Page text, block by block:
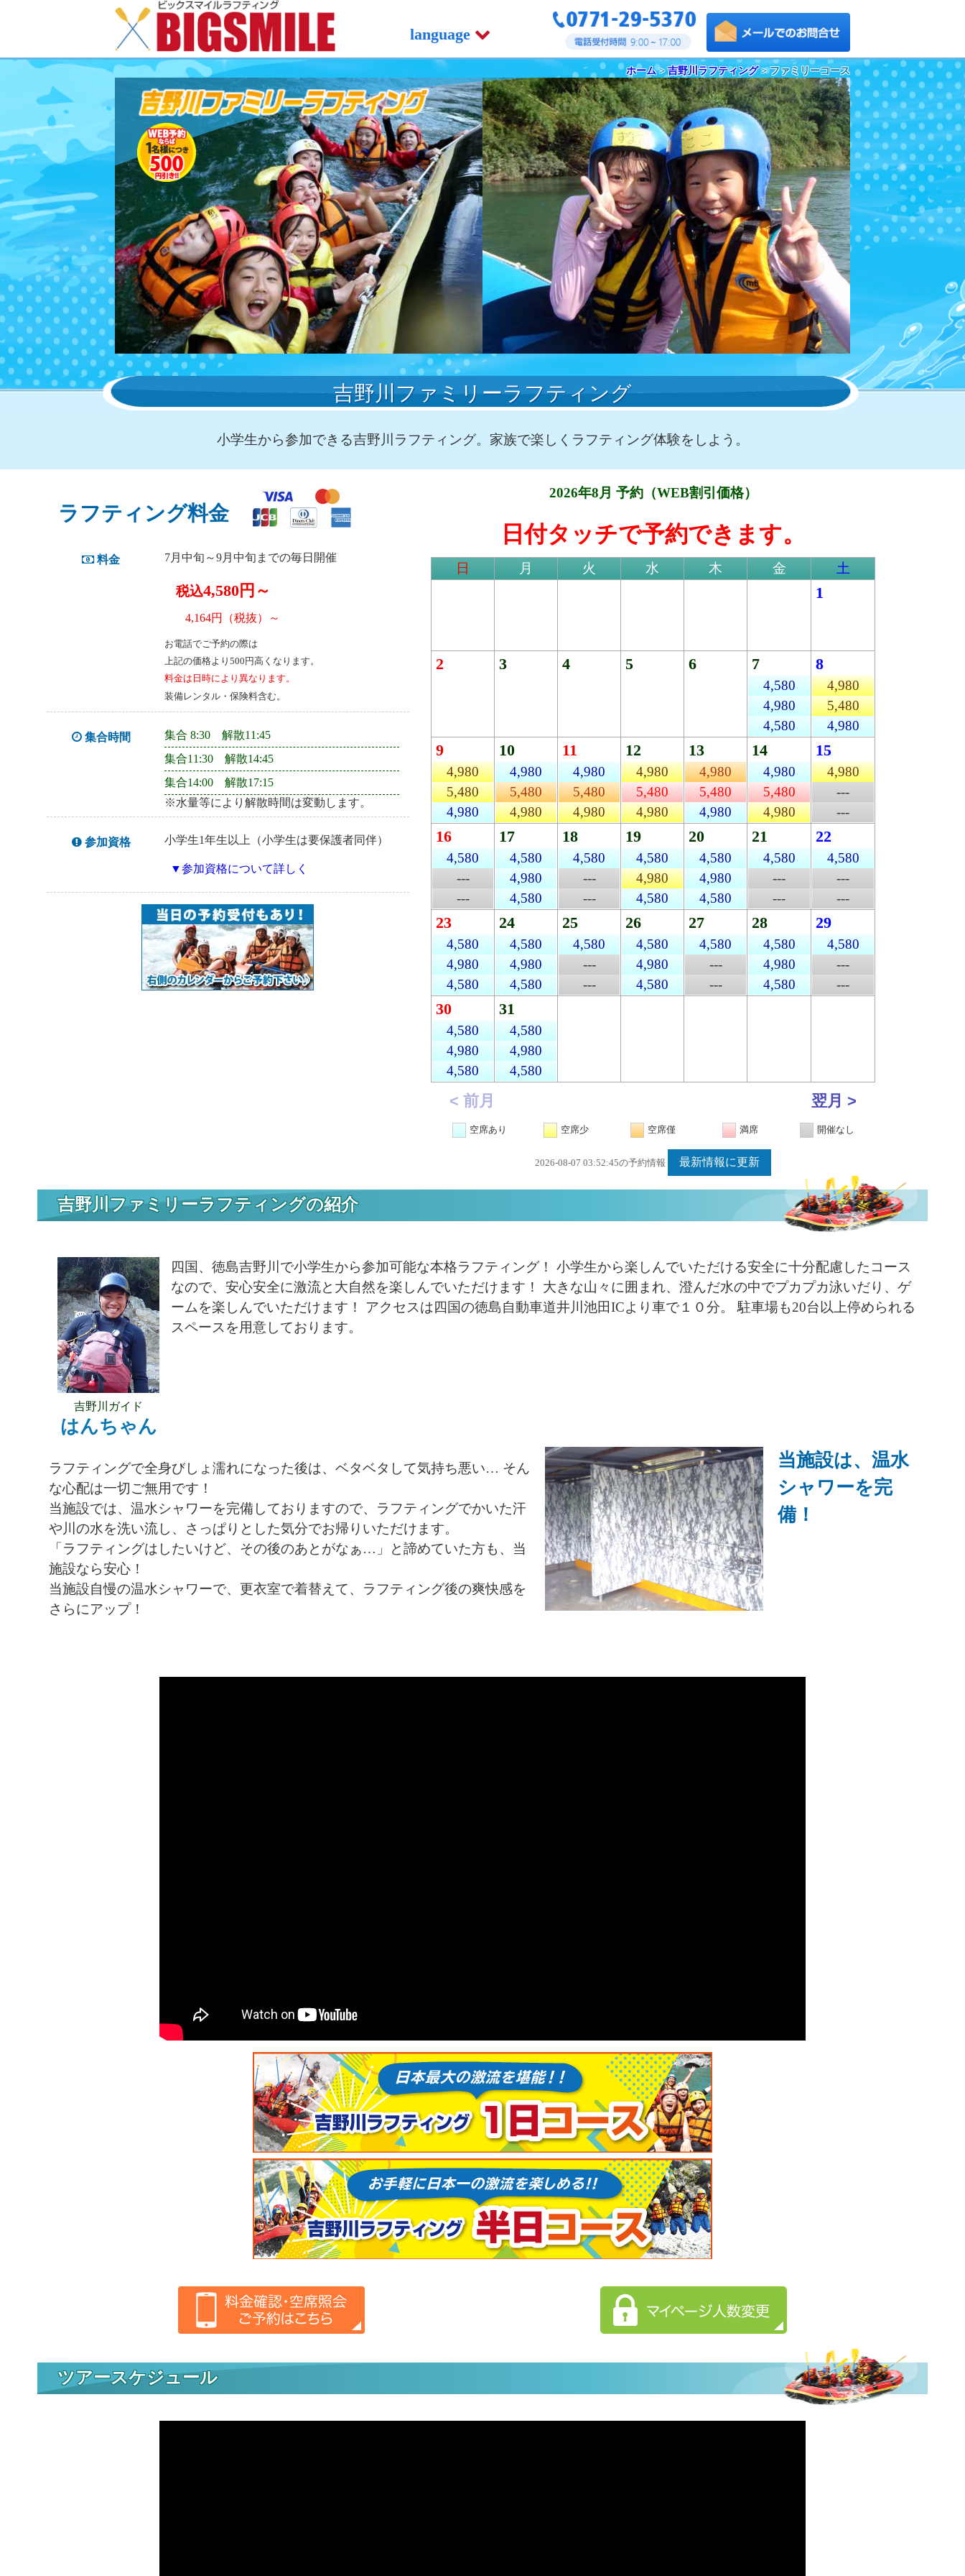
language
ホーム>吉野川ラフティング> ファミリーコース
吉野川ファミリーラフティング
小学生から参加できる吉野川ラフティング。家族で楽しくラフティング体験をしよう。
ラフティング料金
料金 7月中旬～9月中旬までの毎日開催
税込4,580円～
4,164円（税抜）～
お電話でご予約の際は
上記の価格より500円高くなります。
料金は日時により異なります。
装備レンタル・保険料含む。
集合時間
集合 8:30 解散11:45
集合11:30 解散14:45
集合14:00 解散17:15
※水量等により解散時間は変動します。
参加資格 小学生1年生以上（小学生は要保護者同伴）
▼参加資格について詳しく
< 前月 翌月 >
2026年8月 予約（WEB割引価格）
日付タッチで予約できます。
日 月 火 水 木 金 土
1
2 3 4 5 6 7
4,580
4,980
4,580
8
4,980
5,480
4,980
9
4,980
5,480
4,980
10
4,980
5,480
4,980
11
4,980
5,480
4,980
12
4,980
5,480
4,980
13
4,980
5,480
4,980
14
4,980
5,480
4,980
15
4,980
---
---
16
4,580
---
---
17
4,580
4,980
4,580
18
4,580
---
---
19
4,580
4,980
4,580
20
4,580
4,980
4,580
21
4,580
---
---
22
4,580
---
---
23
4,580
4,980
4,580
24
4,580
4,980
4,580
25
4,580
---
---
26
4,580
4,980
4,580
27
4,580
---
---
28
4,580
4,980
4,580
29
4,580
---
---
30
4,580
4,980
4,580
31
4,580
4,980
4,580
空席あり 空席少 空席僅 満席 開催なし
2026-08-07 03:52:45の予約情報 最新情報に更新
吉野川ファミリーラフティングの紹介
吉野川ガイド
はんちゃん
四国、徳島吉野川で小学生から参加可能な本格ラフティング！ 小学生から楽しんでいただける安全に十分配慮したコース
なので、安心安全に激流と大自然を楽しんでいただけます！ 大きな山々に囲まれ、澄んだ水の中でプカプカ泳いだり、ゲ
ームを楽しんでいただけます！ アクセスは四国の徳島自動車道井川池田ICより車で１０分。 駐車場も20台以上停められる
スペースを用意しております。
当施設は、温水
シャワーを完
備！
ラフティングで全身びしょ濡れになった後は、ベタベタして気持ち悪い… そん
な心配は一切ご無用です！
当施設では、温水シャワーを完備しておりますので、ラフティングでかいた汗
や川の水を洗い流し、さっぱりとした気分でお帰りいただけます。
「ラフティングはしたいけど、その後のあとがなぁ…」と諦めていた方も、当
施設なら安心！
当施設自慢の温水シャワーで、更衣室で着替えて、ラフティング後の爽快感を
さらにアップ！
ツアースケジュール